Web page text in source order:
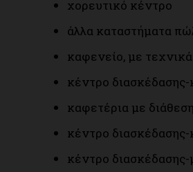
χορευτικό κέντρο
άλλα καταστήματα
καφενείο, με
κέντρο
καφετέρια με
κέντρο
κέντρο διασκέδασης-